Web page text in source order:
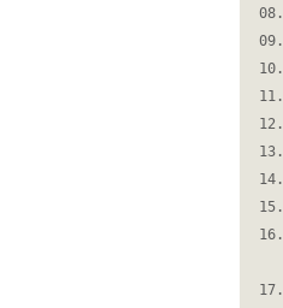
08.
09.
10.
11.
12.
13.
14.
15.
16.
17.